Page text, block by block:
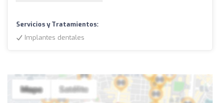
Servicios y Tratamientos:
Implantes dentales